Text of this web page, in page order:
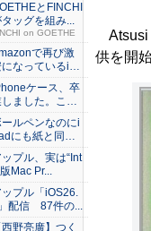
Atsusi
供を開
とFINCHI
ッグを組み...
on GOETHE
で再び激
なっているiP
ケース、卒
ました。これ
ルペンなのにi
にも紙と同じ
...
ップル、実は“Int
Mac Pr...
ップル「iOS26.
配信 87件の...
西野亮廣】つく